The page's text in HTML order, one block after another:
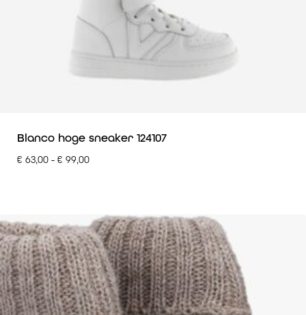
Blanco hoge sneaker 124107
€ 63,00 - € 99,00